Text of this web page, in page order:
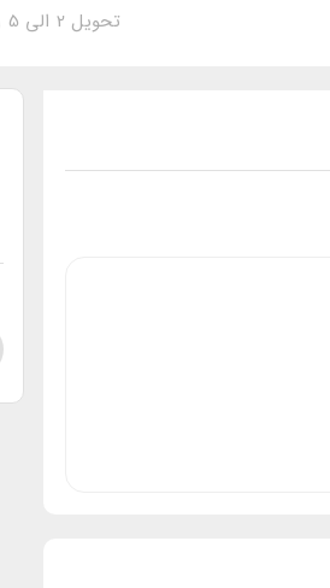
تحویل 2 الی 5 روز کاری